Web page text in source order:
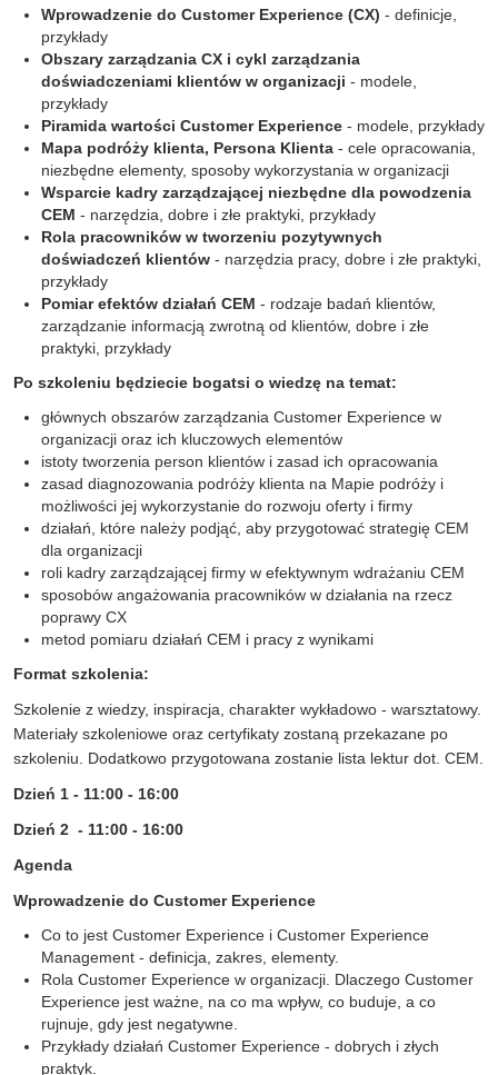
Wprowadzenie do Customer Experience (CX) - definicje,
przykłady
Obszary zarządzania CX i cykl zarządzania
doświadczeniami klientów w organizacji - modele,
przykłady
Piramida wartości Customer Experience - modele, przykłady
Mapa podróży klienta, Persona Klienta - cele opracowania,
niezbędne elementy, sposoby wykorzystania w organizacji
Wsparcie kadry zarządzającej niezbędne dla powodzenia
CEM - narzędzia, dobre i złe praktyki, przykłady
Rola pracowników w tworzeniu pozytywnych
doświadczeń klientów - narzędzia pracy, dobre i złe praktyki,
przykłady
Pomiar efektów działań CEM - rodzaje badań klientów,
zarządzanie informacją zwrotną od klientów, dobre i złe
praktyki, przykłady
Po szkoleniu będziecie bogatsi o wiedzę na temat:
głównych obszarów zarządzania Customer Experience w
organizacji oraz ich kluczowych elementów
istoty tworzenia person klientów i zasad ich opracowania
zasad diagnozowania podróży klienta na Mapie podróży i
możliwości jej wykorzystanie do rozwoju oferty i firmy
działań, które należy podjąć, aby przygotować strategię CEM
dla organizacji
roli kadry zarządzającej firmy w efektywnym wdrażaniu CEM
sposobów angażowania pracowników w działania na rzecz
poprawy CX
metod pomiaru działań CEM i pracy z wynikami
Format szkolenia:
Szkolenie z wiedzy, inspiracja, charakter wykładowo - warsztatowy.
Materiały szkoleniowe oraz certyfikaty zostaną przekazane po
szkoleniu. Dodatkowo przygotowana zostanie lista lektur dot. CEM.
Dzień 1 - 11:00 - 16:00
Dzień 2 - 11:00 - 16:00
Agenda
Wprowadzenie do Customer Experience
Co to jest Customer Experience i Customer Experience
Management - definicja, zakres, elementy.
Rola Customer Experience w organizacji. Dlaczego Customer
Experience jest ważne, na co ma wpływ, co buduje, a co
rujnuje, gdy jest negatywne.
Przykłady działań Customer Experience - dobrych i złych
praktyk.